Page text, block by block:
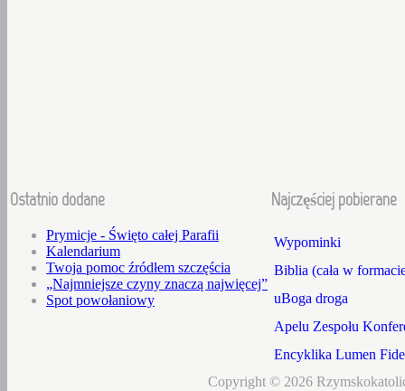
Ostatnio dodane
Prymicje - Święto całej Parafii
Kalendarium
Twoja pomoc źródłem szczęścia
„Najmniejsze czyny znaczą najwięcej”
Spot powołaniowy
Najczęściej pobierane
Wypominki
Biblia (cała w
uBoga droga
Apelu Zespołu
Encyklika Lumen
Copyright © 2026